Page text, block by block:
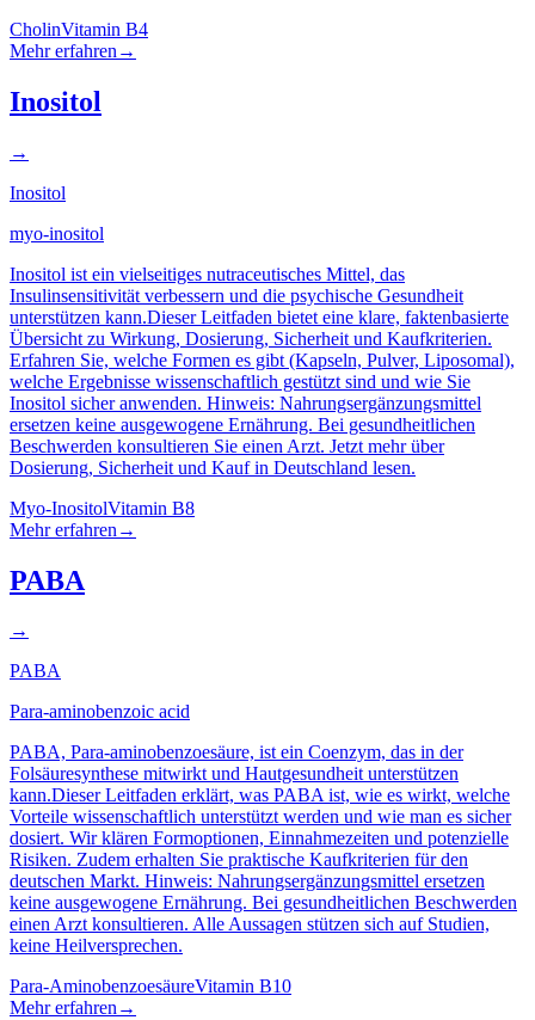
CholinVitamin B4
Mehr erfahren →
Inositol
→
Inositol
myo-inositol
Inositol ist ein vielseitiges nutraceutisches Mittel, das
Insulinsensitivität verbessern und die psychische Gesundheit
unterstützen kann.Dieser Leitfaden bietet eine klare, faktenbasierte
Übersicht zu Wirkung, Dosierung, Sicherheit und Kaufkriterien.
Erfahren Sie, welche Formen es gibt (Kapseln, Pulver, Liposomal),
welche Ergebnisse wissenschaftlich gestützt sind und wie Sie
Inositol sicher anwenden. Hinweis: Nahrungsergänzungsmittel
ersetzen keine ausgewogene Ernährung. Bei gesundheitlichen
Beschwerden konsultieren Sie einen Arzt. Jetzt mehr über
Dosierung, Sicherheit und Kauf in Deutschland lesen.
Myo-InositolVitamin B8
Mehr erfahren →
PABA
→
PABA
Para-aminobenzoic acid
PABA, Para-aminobenzoesäure, ist ein Coenzym, das in der
Folsäuresynthese mitwirkt und Hautgesundheit unterstützen
kann.Dieser Leitfaden erklärt, was PABA ist, wie es wirkt, welche
Vorteile wissenschaftlich unterstützt werden und wie man es sicher
dosiert. Wir klären Formoptionen, Einnahmezeiten und potenzielle
Risiken. Zudem erhalten Sie praktische Kaufkriterien für den
deutschen Markt. Hinweis: Nahrungsergänzungsmittel ersetzen
keine ausgewogene Ernährung. Bei gesundheitlichen Beschwerden
einen Arzt konsultieren. Alle Aussagen stützen sich auf Studien,
keine Heilversprechen.
Para-AminobenzoesäureVitamin B10
Mehr erfahren→